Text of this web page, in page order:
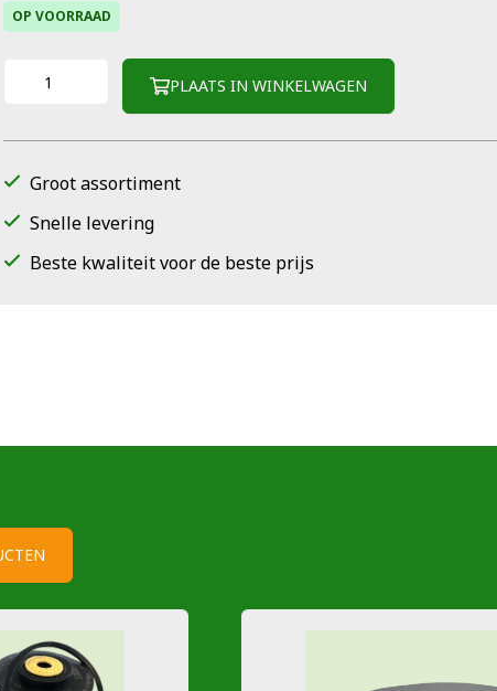
OP VOORRAAD
PLAATS IN WINKELWAGEN
Groot assortiment
Snelle levering
Beste kwaliteit voor de beste prijs